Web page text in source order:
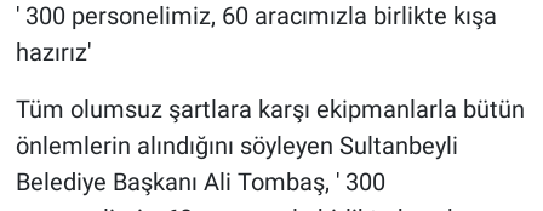
' 300 personelimiz, 60 aracımızla birlikte kışa
hazırız'
Tüm olumsuz şartlara karşı ekipmanlarla bütün
önlemlerin alındığını söyleyen Sultanbeyli
Belediye Başkanı Ali Tombaş, ' 300